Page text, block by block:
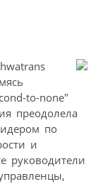
to-none"
преодолела
по
и
руководители